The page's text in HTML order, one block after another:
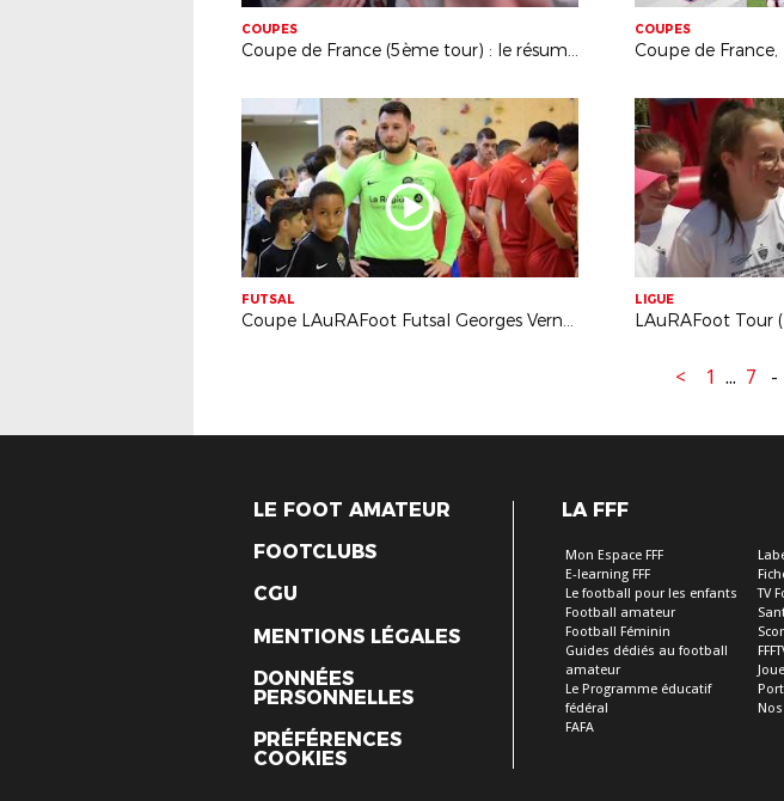
COUPES
Coupe de France (5ème tour) : le résumé Montluçon FC (D3) / ACCV Creuzier le Vieux (R3)
COUPES
FUTSAL
Coupe LAuRAFoot Futsal Georges Vernet 2019 : le FSMD conserve son titre
LIGUE
< 1 ... 7 -
LE FOOT AMATEUR
FOOTCLUBS
CGU
MENTIONS LÉGALES
DONNÉES
PERSONNELLES
PRÉFÉRENCES
COOKIES
LA FFF
Mon Espace FFF
E-learning FFF
Le football pour les enfants
Football amateur
Football Féminin
Guides dédiés au football
amateur
Le Programme éducatif
fédéral
FAFA
TV